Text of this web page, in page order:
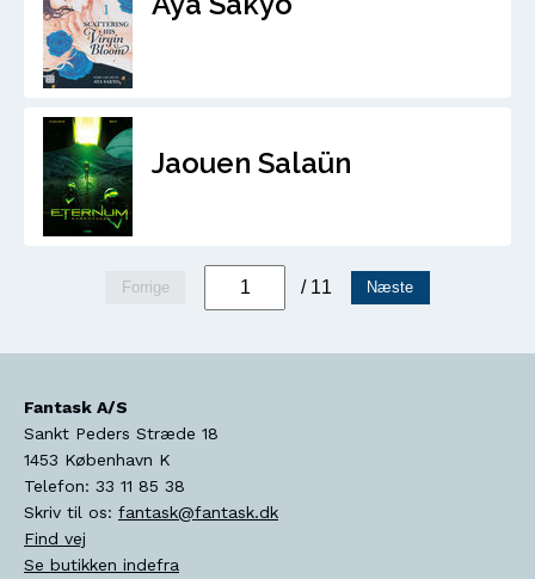
Jaouen Salaün
Forrige / 11 Næste
Fantask A/S
Sankt Peders Stræde 18
1453 København K
Telefon: 33 11 85 38
Skriv til os: fantask@fantask.dk
Find vej
Se butikken indefra